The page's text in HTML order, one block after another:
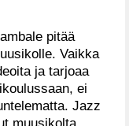
pitää
Vaikka
ja tarjoaa
ei
Jazz